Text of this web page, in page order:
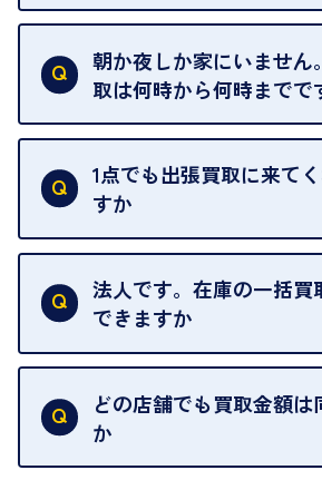
ご自宅以外での査定はお引き受
定のお店や、ほかのお客様への
えられるためです。
朝か夜しか家にいません
取は何時から何時までで
ご訪問可能時間は、10時から19
ただし、お品物の種類や量によ
ただくことがあります。
1点でも出張買取に来て
すか
はい。1点でもお伺いします。
法人です。在庫の一括買
できますか
はい。喜んで承ります。出張買
い。
ご指定の場所にお伺いします。
どの店舗でも買取金額は
か